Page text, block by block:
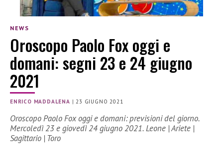
NEWS
Oroscopo Paolo Fox oggi e
domani: segni 23 e 24 giugno
2021
ENRICO MADDALENA |23 GIUGNO 2021
Oroscopo Paolo Fox oggi e domani: previsioni del giorno.
Mercoledì 23 e giovedì 24 giugno 2021. Leone | Ariete |
Sagittario | Toro